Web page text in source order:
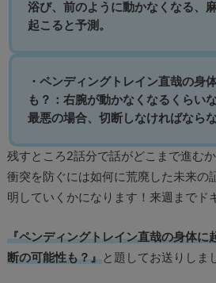
浴び、前のように動かなくなる、
起こると予測。
・ペンディングトレイン直哉の身
も？：右腕が動かなくなるくらい
最悪の場合、切断しなければなら
残すところ2話分で話がどこまで進む
衝突を防ぐには如何に荒廃した未来の
明していくかになります！来週まで
『ペンディングトレイン直哉の身体に
断の可能性も？』と題してお送りしま